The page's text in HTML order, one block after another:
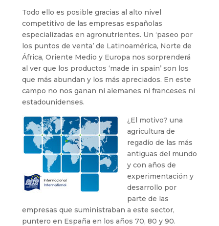
Todo ello es posible gracias al alto nivel
competitivo de las empresas españolas
especializadas en agronutrientes. Un ‘paseo por
los puntos de venta’ de Latinoamérica, Norte de
África, Oriente Medio y Europa nos sorprenderá
al ver que los productos ‘made in spain’ son los
que más abundan y los más apreciados. En este
campo no nos ganan ni alemanes ni franceses ni
estadounidenses.
¿El motivo? una
agricultura de
regadío de las más
antiguas del mundo
y con años de
experimentación y
desarrollo por
parte de las
empresas que suministraban a este sector,
puntero en España en los años 70, 80 y 90.